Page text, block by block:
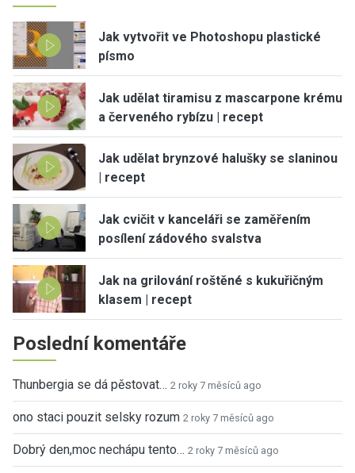
Jak vytvořit ve Photoshopu plastické
písmo
Jak udělat tiramisu z mascarpone krému
a červeného rybízu | recept
Jak udělat brynzové halušky se slaninou
| recept
Jak cvičit v kanceláři se zaměřením
posílení zádového svalstva
Jak na grilování roštěné s kukuřičným
klasem | recept
Poslední komentáře
Thunbergia se dá pěstovat… 2 roky 7 měsíců ago
ono staci pouzit selsky rozum 2 roky 7 měsíců ago
Dobrý den,moc nechápu tento… 2 roky 7 měsíců ago